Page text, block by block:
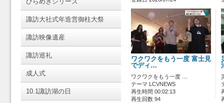
諏訪大社式年造営御柱大祭
諏訪映像遺産
諏訪巡礼
成人式
10.1諏訪湖の日
ワクワクをもう一度 富士見
でディ…
ワクワクをもう一度 …
テーマ LCVNEWS
再生時間 00:02:13
再生回数 94